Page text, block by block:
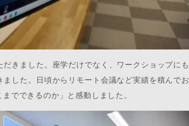
きました。座学だけでなく、ワークショップにも
した。日頃からリモート会議など実績を積んでお
でできるのか」と感動しました。